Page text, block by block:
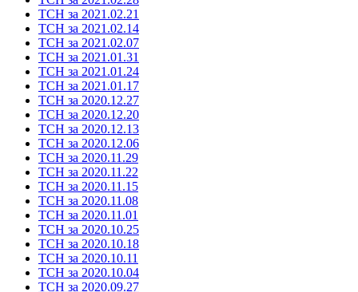
ТСН за 2021.02.21
ТСН за 2021.02.14
ТСН за 2021.02.07
ТСН за 2021.01.31
ТСН за 2021.01.24
ТСН за 2021.01.17
ТСН за 2020.12.27
ТСН за 2020.12.20
ТСН за 2020.12.13
ТСН за 2020.12.06
ТСН за 2020.11.29
ТСН за 2020.11.22
ТСН за 2020.11.15
ТСН за 2020.11.08
ТСН за 2020.11.01
ТСН за 2020.10.25
ТСН за 2020.10.18
ТСН за 2020.10.11
ТСН за 2020.10.04
ТСН за 2020.09.27